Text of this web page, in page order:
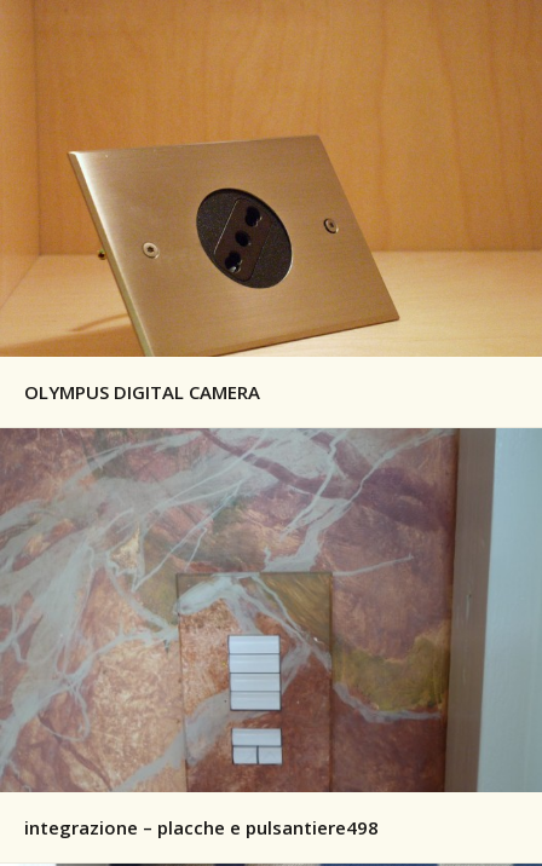
OLYMPUS DIGITAL CAMERA
integrazione – placche e pulsantiere498